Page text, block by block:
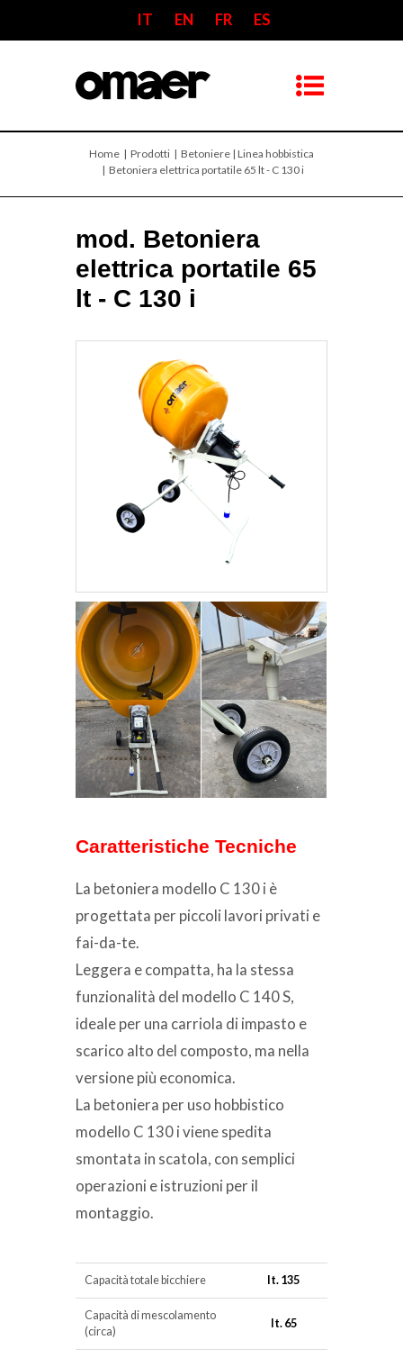
IT EN FR ES
Home | Prodotti | Betoniere | Linea hobbistica
| Betoniera elettrica portatile 65 lt - C 130 i
mod. Betoniera
elettrica portatile 65
lt - C 130 i
Caratteristiche Tecniche
La betoniera modello C 130 i è
progettata per piccoli lavori privati e
fai-da-te.
Leggera e compatta, ha la stessa
funzionalità del modello C 140 S,
ideale per una carriola di impasto e
scarico alto del composto, ma nella
versione più economica.
La betoniera per uso hobbistico
modello C 130 i viene spedita
smontata in scatola, con semplici
operazioni e istruzioni per il
montaggio.
Capacità totale bicchiere lt. 135
Capacità di mescolamento
(circa)
lt. 65